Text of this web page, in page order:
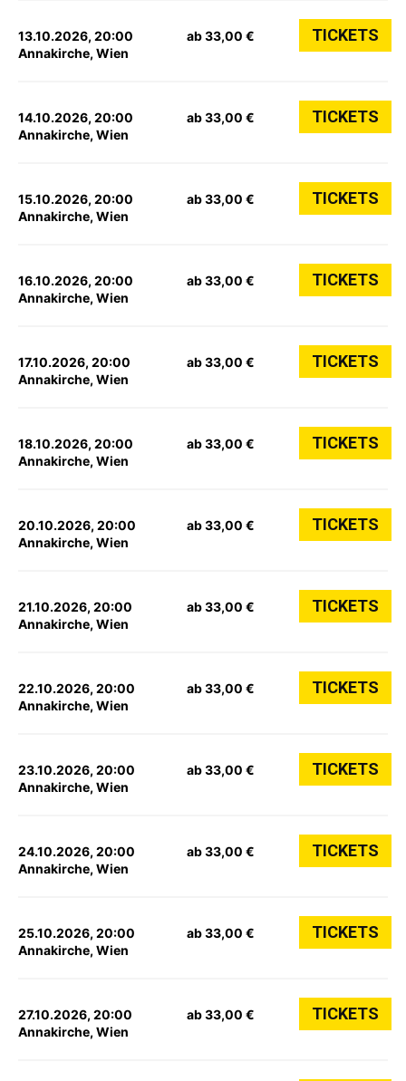
13.10.2026, 20:00
Annakirche, Wien
ab 33,00 € TICKETS
14.10.2026, 20:00
Annakirche, Wien
ab 33,00 € TICKETS
15.10.2026, 20:00
Annakirche, Wien
ab 33,00 € TICKETS
16.10.2026, 20:00
Annakirche, Wien
ab 33,00 € TICKETS
17.10.2026, 20:00
Annakirche, Wien
ab 33,00 € TICKETS
18.10.2026, 20:00
Annakirche, Wien
ab 33,00 € TICKETS
20.10.2026, 20:00
Annakirche, Wien
ab 33,00 € TICKETS
21.10.2026, 20:00
Annakirche, Wien
ab 33,00 € TICKETS
22.10.2026, 20:00
Annakirche, Wien
ab 33,00 € TICKETS
23.10.2026, 20:00
Annakirche, Wien
ab 33,00 € TICKETS
24.10.2026, 20:00
Annakirche, Wien
ab 33,00 € TICKETS
25.10.2026, 20:00
Annakirche, Wien
ab 33,00 € TICKETS
27.10.2026, 20:00
Annakirche, Wien
ab 33,00 € TICKETS